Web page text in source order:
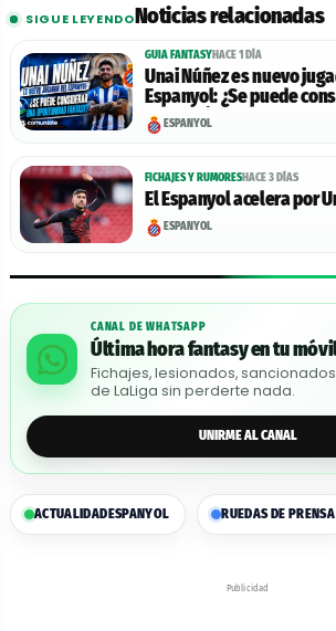
SIGUE LEYENDONoticias relacionadas
GUIA FANTASYHACE 1 DÍA
Unai Núñez es nuevo
Espanyol: ¿Se puede
oportunidad Fantasy?
ESPANYOL
FICHAJES Y RUMORESHACE 3 DÍAS
El Espanyol acelera por
ESPANYOL
CANAL DE WHATSAPP
Última hora fantasy en tu
Fichajes, lesionados,
de LaLiga sin perderte nada.
UNIRME AL CANAL
ACTUALIDADESPANYOL RUEDAS DE PRENSA
Publicidad